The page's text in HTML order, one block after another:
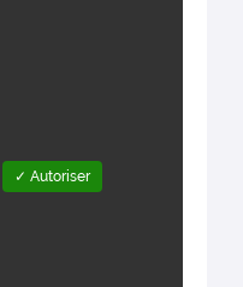
✓ Autoriser